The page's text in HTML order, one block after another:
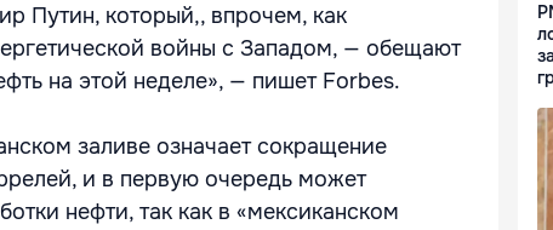
Путин, который,, впрочем, как
войны с Западом, — обещают
на этой неделе», — пишет Forbes.
заливе означает сокращение
и в первую очередь может
нефти, так как в «мексиканском